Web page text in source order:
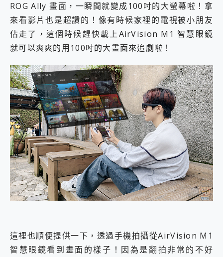
ROG Ally 畫面，一瞬間就變成100吋的大螢幕啦！拿
來看影片也是超讚的！像有時候家裡的電視被小朋友
佔走了，這個時候趕快載上AirVision M1 智慧眼鏡
就可以爽爽的用100吋的大畫面來追劇啦！
這裡也順便提供一下，透過手機拍攝從AirVision M1
智慧眼鏡看到畫面的樣子！因為是翻拍非常的不好